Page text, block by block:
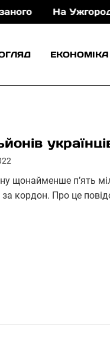
На Ужгородщині
ЕКОНОМІКА
щонайменше п’ять
кордон. Про це